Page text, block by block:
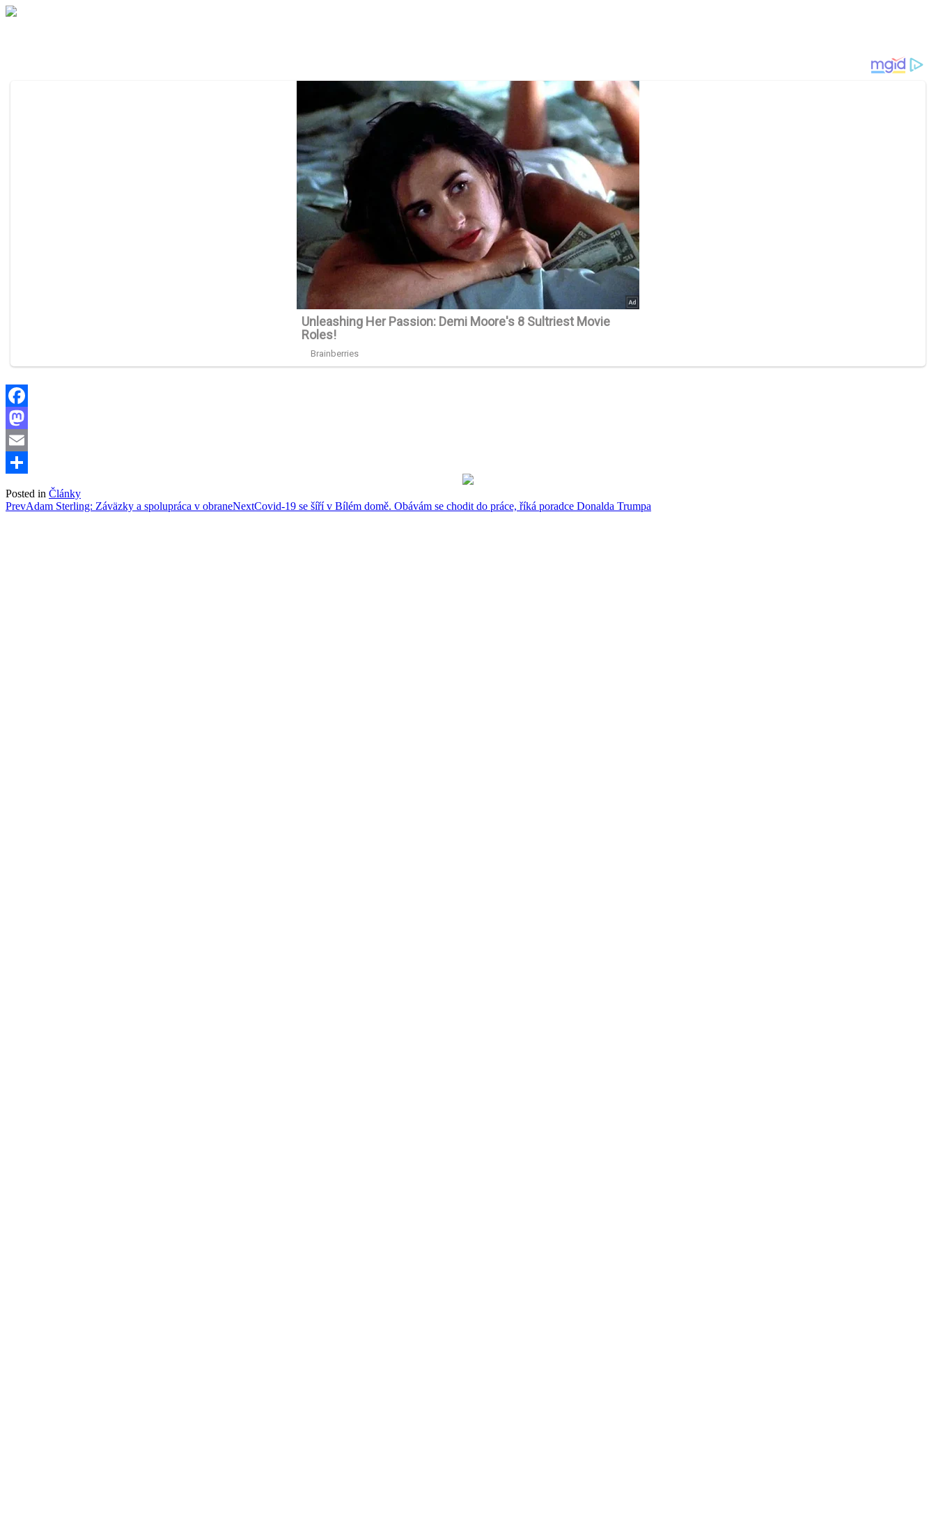
Facebook
Mastodon
Email
Posted in Články
Post
PrevAdam Sterling: Záväzky a spolupráca v obraneNextCovid-19 se šíří v Bílém domě. Obávám se chodit do práce, říká poradce Donalda Trumpa